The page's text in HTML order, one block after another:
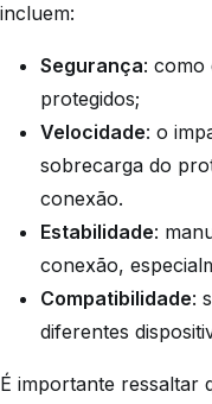
incluem:
Segurança: como
protegidos;
Velocidade: o
sobrecarga do
conexão.
Estabilidade:
conexão,
Compatibilidade:
diferentes
É importante ressaltar